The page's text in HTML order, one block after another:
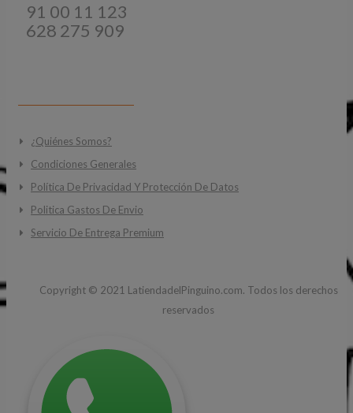
91 00 11 123
628 275 909
¿Quiénes Somos?
Condiciones Generales
Política De Privacidad Y Protección De Datos
Politica Gastos De Envio
Servicio De Entrega Premium
Copyright © 2021 LatiendadelPinguino.com. Todos los derechos
reservados